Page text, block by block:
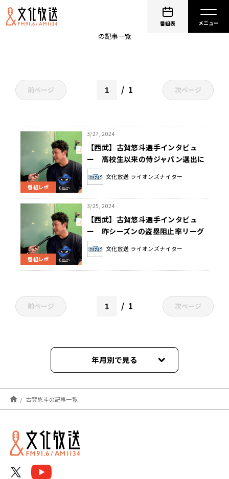
番組表
の記事一覧
前ページ 1 次ページ
番組レポ
3/27, 2024
【西武】古賀悠斗選手インタビュ
ー 高校生以来の侍ジャパン選出に
「プロとして、野球界の日の丸を背
負っているな」
文化放送 ライオンズナイター
番組レポ
3/25, 2024
【西武】古賀悠斗選手インタビュ
ー 昨シーズンの盗塁阻止率リーグ
トップは「1年目の悔しさがあった
からこそ出せた数字」
文化放送 ライオンズナイター
前ページ 1 次ページ
年月別で見る
2026年03月
2025年02月
2024年05月
古賀悠斗の記事一覧